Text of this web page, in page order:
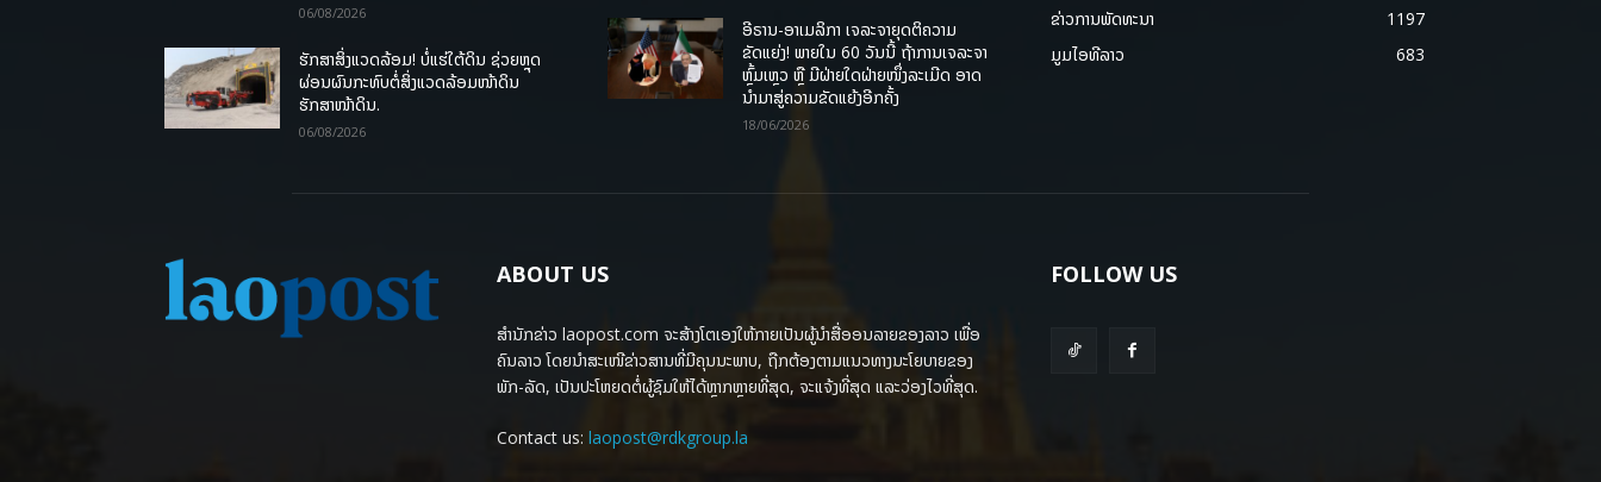
06/08/2026
ຮັກສາສິ່ງແວດລ້ອມ! ບໍ່ແຮ່ໃຕ້ດິນ ຊ່ວຍຫຼຸດ
ຜ່ອນຜົນກະທົບຕໍ່ສິ່ງແວດລ້ອມໜ້າດິນ
ຮັກສາໜ້າດິນ.
06/08/2026
ອີຣານ-ອາເມລິກາ ເຈລະຈາຍຸດຕິຄວາມ
ຂັດແຍ່ງ! ພາຍໃນ 60 ວັນນີ້ ຖ້າການເຈລະຈາ
ຫຼົ້ມເຫຼວ ຫຼື ມີຝ່າຍໃດຝ່າຍໜຶ່ງລະເມີດ ອາດ
ນໍາມາສູ່ຄວາມຂັດແຍ້ງອີກຄັ້ງ
18/06/2026
ຂ່າວການພັດທະນາ
1197
ມູມໄອທີລາວ
683
ABOUT US
ສຳນັກຂ່າວ laopost.com ຈະສ້າງໂຕເອງໃຫ້ກາຍເປັນຜູ້ນຳສື່ອອນລາຍຂອງລາວ ເພື່ອ
ຄົນລາວ ໂດຍນຳສະເໜີຂ່າວສານທີ່ມີຄຸນນະພາບ, ຖືກຕ້ອງຕາມແນວທາງນະໂຍບາຍຂອງ
ພັກ-ລັດ, ເປັນປະໂຫຍດຕໍ່ຜູ້ຊົມໃຫ້ໄດ້ຫຼາກຫຼາຍທີ່ສຸດ, ຈະແຈ້ງທີ່ສຸດ ແລະວ່ອງໄວທີ່ສຸດ.
Contact us: laopost@rdkgroup.la
FOLLOW US